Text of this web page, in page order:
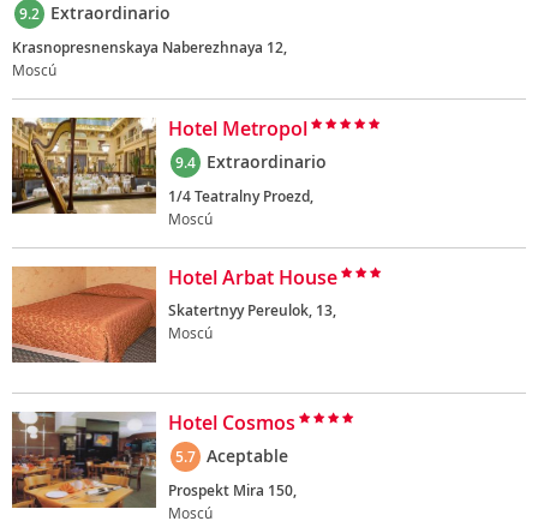
9.2 Extraordinario
Krasnopresnenskaya Naberezhnaya 12,
Moscú
Hotel Metropol
9.4 Extraordinario
1/4 Teatralny Proezd,
Moscú
Hotel Arbat House
Skatertnyy Pereulok, 13,
Moscú
Hotel Cosmos
5.7 Aceptable
Prospekt Mira 150,
Moscú